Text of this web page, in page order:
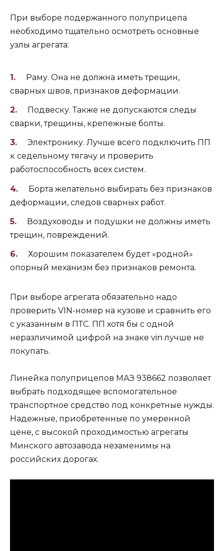
При выборе подержанного полуприцепа
необходимо тщательно осмотреть основные
узлы агрегата:
Раму. Она не должна иметь трещин,
сварных швов, признаков деформации.
Подвеску. Также не допускаются следы
сварки, трещины, крепежные болты.
Электронику. Лучше всего подключить ПП
к седельному тягачу и проверить
работоспособность всех систем.
Борта желательно выбирать без признаков
деформации, следов сварных работ.
Воздуховоды и подушки не должны иметь
трещин, повреждений.
Хорошим показателем будет «родной»
опорный механизм без признаков ремонта.
При выборе агрегата обязательно надо
проверить VIN-номер на кузове и сравнить его
с указанным в ПТС. ПП хотя бы с одной
неразличимой цифрой на знаке vin лучше не
покупать.
Линейка полуприцепов МАЗ 938662 позволяет
выбрать подходящее вспомогательное
транспортное средство под конкретные нужды.
Надежные, приобретенные по умеренной
цене, с высокой проходимостью агрегаты
Минского автозавода незаменимы на
российских дорогах.